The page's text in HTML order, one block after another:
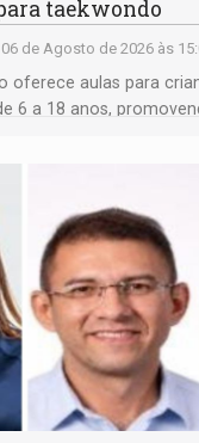
taekwondo
06 de Agosto de 2026 às
oferece aulas para
6 a 18 anos,